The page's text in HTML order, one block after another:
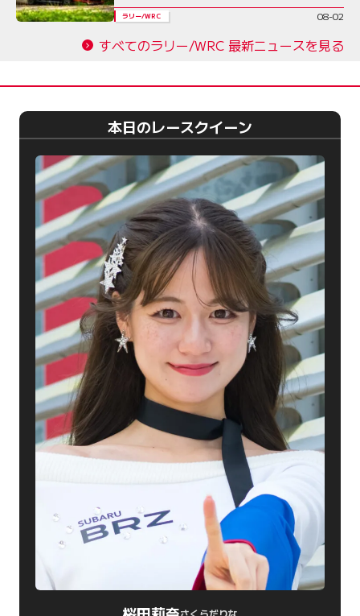
ラリー/WRC 08-02
すべてのラリー/WRC 最新ニュースを見る
本日のレースクイーン
さくらだりな